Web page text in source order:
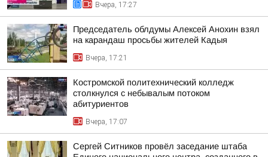
Вчера, 17:27
Председатель облдумы Алексей Анохин взял
на карандаш просьбы жителей Кадыя
Вчера, 17:21
Костромской политехнический колледж
столкнулся с небывалым потоком
абитуриентов
Вчера, 17:07
Сергей Ситников провёл заседание штаба